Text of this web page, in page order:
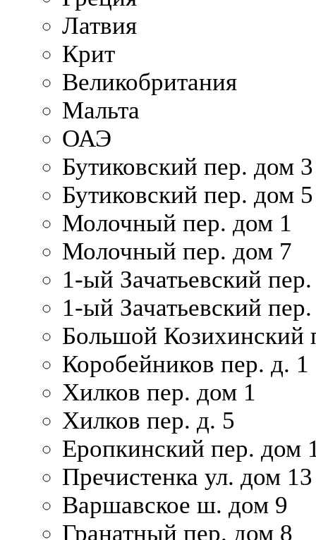
Латвия
Крит
Великобритания
Мальта
ОАЭ
Бутиковский пер. дом 3
Бутиковский пер. дом 5
Молочный пер. дом 1
Молочный пер. дом 7
1-ый Зачатьевский
1-ый Зачатьевский
Большой Козихинский
Коробейников пер. д. 1
Хилков пер. дом 1
Хилков пер. д. 5
Еропкинский пер. дом
Пречистенка ул. дом 13
Варшавское ш. дом 9
Гранатный пер. дом 8